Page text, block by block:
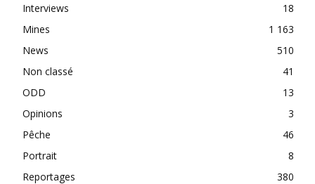
Interviews
18
Mines
1 163
News
510
Non classé
41
ODD
13
Opinions
3
Pêche
46
Portrait
8
Reportages
380